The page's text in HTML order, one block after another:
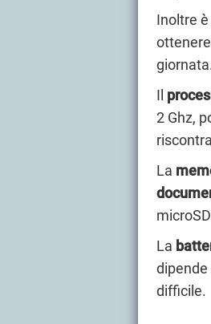
Inoltre
Il
2 Ghz,
La
La
dipende
difficile.